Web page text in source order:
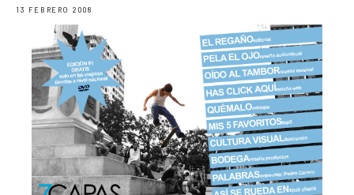
13 FEBRERO 2008